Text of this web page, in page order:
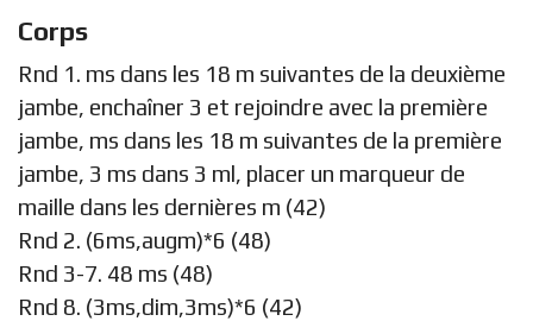
Corps
Rnd 1. ms dans les 18 m suivantes de la deuxième
jambe, enchaîner 3 et rejoindre avec la première
jambe, ms dans les 18 m suivantes de la première
jambe, 3 ms dans 3 ml, placer un marqueur de
maille dans les dernières m (42)
Rnd 2. (6ms,augm)*6 (48)
Rnd 3-7. 48 ms (48)
Rnd 8. (3ms,dim,3ms)*6 (42)